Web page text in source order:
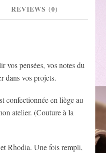
REVIEWS (0)
vos pensées, vos notes du
dans vos projets.
confectionnée en liège au
atelier. (Couture à la
Rhodia. Une fois rempli,